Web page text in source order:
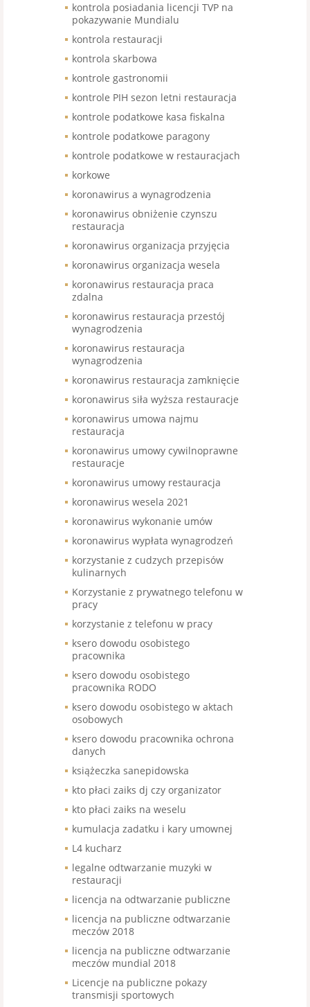
kontrola posiadania licencji TVP na
pokazywanie Mundialu
kontrola restauracji
kontrola skarbowa
kontrole gastronomii
kontrole PIH sezon letni restauracja
kontrole podatkowe kasa fiskalna
kontrole podatkowe paragony
kontrole podatkowe w restauracjach
korkowe
koronawirus a wynagrodzenia
koronawirus obniżenie czynszu
restauracja
koronawirus organizacja przyjęcia
koronawirus organizacja wesela
koronawirus restauracja praca
zdalna
koronawirus restauracja przestój
wynagrodzenia
koronawirus restauracja
wynagrodzenia
koronawirus restauracja zamknięcie
koronawirus siła wyższa restauracje
koronawirus umowa najmu
restauracja
koronawirus umowy cywilnoprawne
restauracje
koronawirus umowy restauracja
koronawirus wesela 2021
koronawirus wykonanie umów
koronawirus wypłata wynagrodzeń
korzystanie z cudzych przepisów
kulinarnych
Korzystanie z prywatnego telefonu w
pracy
korzystanie z telefonu w pracy
ksero dowodu osobistego
pracownika
ksero dowodu osobistego
pracownika RODO
ksero dowodu osobistego w aktach
osobowych
ksero dowodu pracownika ochrona
danych
książeczka sanepidowska
kto płaci zaiks dj czy organizator
kto płaci zaiks na weselu
kumulacja zadatku i kary umownej
L4 kucharz
legalne odtwarzanie muzyki w
restauracji
licencja na odtwarzanie publiczne
licencja na publiczne odtwarzanie
meczów 2018
licencja na publiczne odtwarzanie
meczów mundial 2018
Licencje na publiczne pokazy
transmisji sportowych